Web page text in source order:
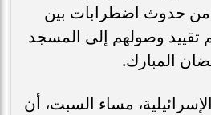
من حدوث اضطرابات بين
تقييد وصولهم إلى المسجد
المبارك.
وذكرت القناة الـ13 الإسرائيلية، مساء السبت، أن